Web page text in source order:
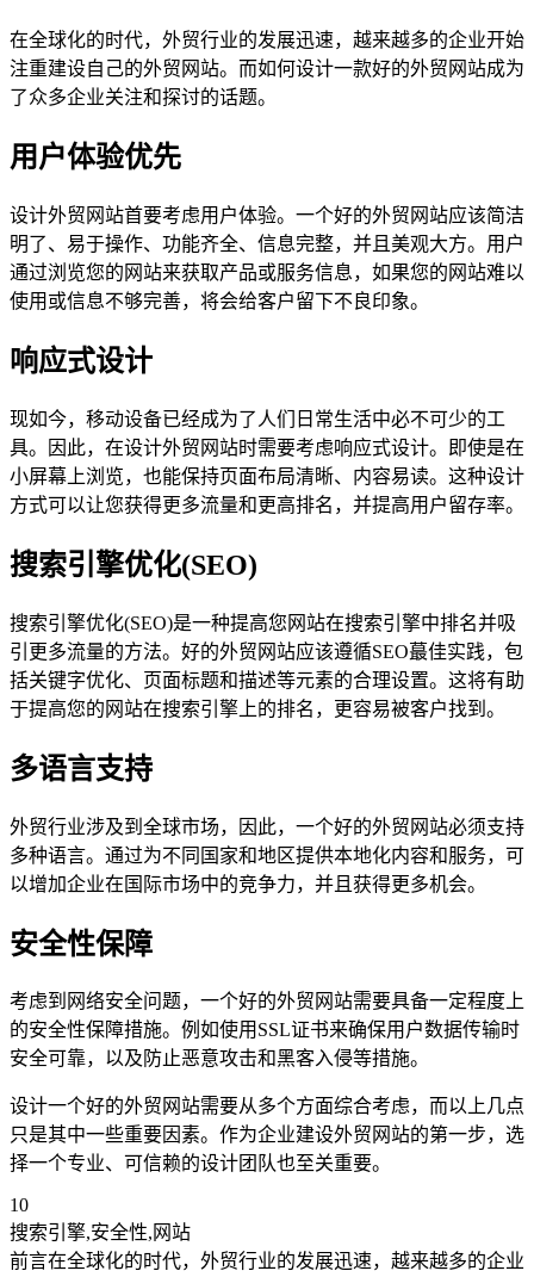
在全球化的时代，外贸行业的发展迅速，越来越多的企业开始
注重建设自己的外贸网站。而如何设计一款好的外贸网站成为
了众多企业关注和探讨的话题。
用户体验优先
设计外贸网站首要考虑用户体验。一个好的外贸网站应该简洁
明了、易于操作、功能齐全、信息完整，并且美观大方。用户
通过浏览您的网站来获取产品或服务信息，如果您的网站难以
使用或信息不够完善，将会给客户留下不良印象。
响应式设计
现如今，移动设备已经成为了人们日常生活中必不可少的工
具。因此，在设计外贸网站时需要考虑响应式设计。即使是在
小屏幕上浏览，也能保持页面布局清晰、内容易读。这种设计
方式可以让您获得更多流量和更高排名，并提高用户留存率。
搜索引擎优化(SEO)
搜索引擎优化(SEO)是一种提高您网站在搜索引擎中排名并吸
引更多流量的方法。好的外贸网站应该遵循SEO蕞佳实践，包
括关键字优化、页面标题和描述等元素的合理设置。这将有助
于提高您的网站在搜索引擎上的排名，更容易被客户找到。
多语言支持
外贸行业涉及到全球市场，因此，一个好的外贸网站必须支持
多种语言。通过为不同国家和地区提供本地化内容和服务，可
以增加企业在国际市场中的竞争力，并且获得更多机会。
安全性保障
考虑到网络安全问题，一个好的外贸网站需要具备一定程度上
的安全性保障措施。例如使用SSL证书来确保用户数据传输时
安全可靠，以及防止恶意攻击和黑客入侵等措施。
设计一个好的外贸网站需要从多个方面综合考虑，而以上几点
只是其中一些重要因素。作为企业建设外贸网站的第一步，选
择一个专业、可信赖的设计团队也至关重要。
10
搜索引擎,安全性,网站
前言在全球化的时代，外贸行业的发展迅速，越来越多的企业